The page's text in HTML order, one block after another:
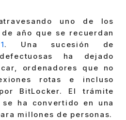
uno de los
año que se recuerdan
. Una sucesión de
ha dejado
ordenadores que no
rotas e incluso
BitLocker. El trámite
ha convertido en una
millones de personas.